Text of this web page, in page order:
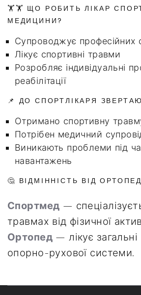
🏋️🏋️ ЩО РОБИТЬ ЛІКАР
МЕДИЦИНИ?
Супроводжує професійних
Лікує спортивні травми
Розробляє індивідуальні
реабілітації
📌 ДО СПОРТЛІКАРЯ
Отримано спортивну
Потрібен медичний
Виникають проблеми під
навантажень
🤔 ВІДМІННІСТЬ ВІД
Спортмед —
травмах від фізичної
Ортопед— лікує
опорно-рухової системи.